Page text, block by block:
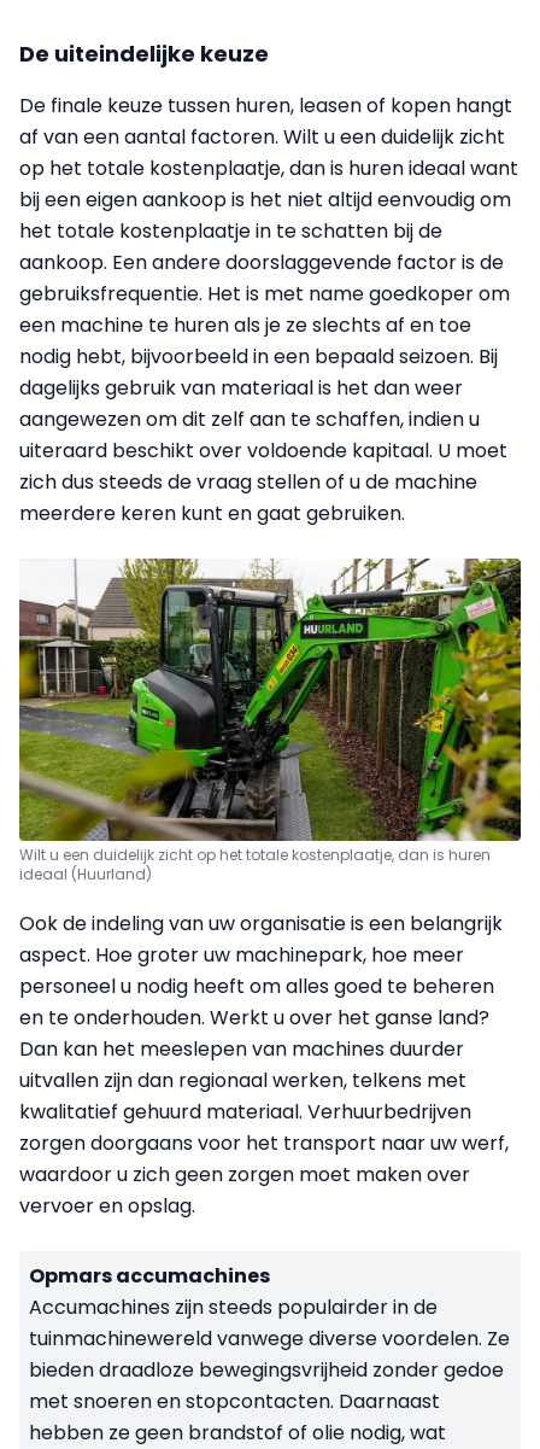
De uiteindelijke keuze
De finale keuze tussen huren, leasen of kopen hangt
af van een aantal factoren. Wilt u een duidelijk zicht
op het totale kostenplaatje, dan is huren ideaal want
bij een eigen aankoop is het niet altijd eenvoudig om
het totale kostenplaatje in te schatten bij de
aankoop. Een andere doorslaggevende factor is de
gebruiksfrequentie. Het is met name goedkoper om
een machine te huren als je ze slechts af en toe
nodig hebt, bijvoorbeeld in een bepaald seizoen. Bij
dagelijks gebruik van materiaal is het dan weer
aangewezen om dit zelf aan te schaffen, indien u
uiteraard beschikt over voldoende kapitaal. U moet
zich dus steeds de vraag stellen of u de machine
meerdere keren kunt en gaat gebruiken.
Wilt u een duidelijk zicht op het totale kostenplaatje, dan is huren
ideaal (Huurland)
Ook de indeling van uw organisatie is een belangrijk
aspect. Hoe groter uw machinepark, hoe meer
personeel u nodig heeft om alles goed te beheren
en te onderhouden. Werkt u over het ganse land?
Dan kan het meeslepen van machines duurder
uitvallen zijn dan regionaal werken, telkens met
kwalitatief gehuurd materiaal. Verhuurbedrijven
zorgen doorgaans voor het transport naar uw werf,
waardoor u zich geen zorgen moet maken over
vervoer en opslag.
Opmars accumachines
Accumachines zijn steeds populairder in de
tuinmachinewereld vanwege diverse voordelen. Ze
bieden draadloze bewegingsvrijheid zonder gedoe
met snoeren en stopcontacten. Daarnaast
hebben ze geen brandstof of olie nodig, wat